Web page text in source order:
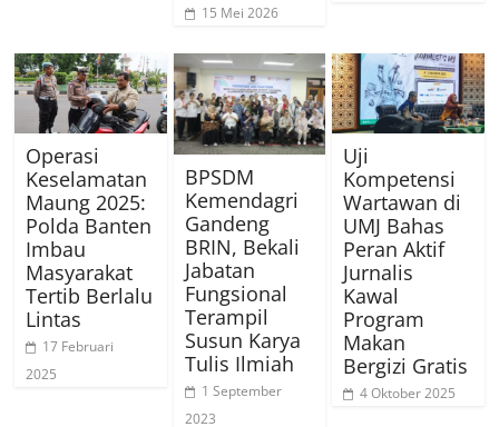
15 Mei 2026
Operasi
Keselamatan
Maung 2025:
Polda Banten
Imbau
Masyarakat
Tertib Berlalu
Lintas
17 Februari
2025
BPSDM
Kemendagri
Gandeng
BRIN, Bekali
Jabatan
Fungsional
Terampil
Susun Karya
Tulis Ilmiah
1 September
2023
Uji
Kompetensi
Wartawan di
UMJ Bahas
Peran Aktif
Jurnalis
Kawal
Program
Makan
Bergizi Gratis
4 Oktober 2025